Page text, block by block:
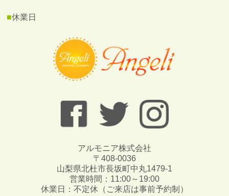
■休業日
アルモニア株式会社
〒408-0036
山梨県北杜市長坂町中丸1479-1
営業時間：11:00～19:00
休業日：不定休（ご来店は事前予約制）